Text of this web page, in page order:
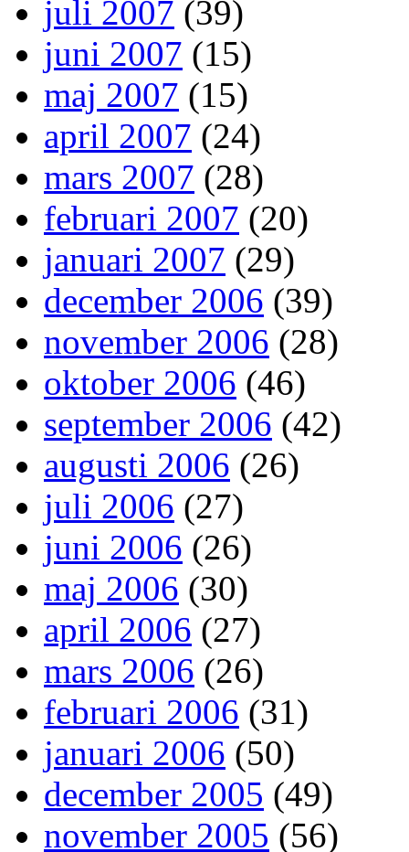
juli 2007 (39)
juni 2007 (15)
maj 2007 (15)
april 2007 (24)
mars 2007 (28)
februari 2007 (20)
januari 2007 (29)
december 2006 (39)
november 2006 (28)
oktober 2006 (46)
september 2006 (42)
augusti 2006 (26)
juli 2006 (27)
juni 2006 (26)
maj 2006 (30)
april 2006 (27)
mars 2006 (26)
februari 2006 (31)
januari 2006 (50)
december 2005 (49)
november 2005 (56)